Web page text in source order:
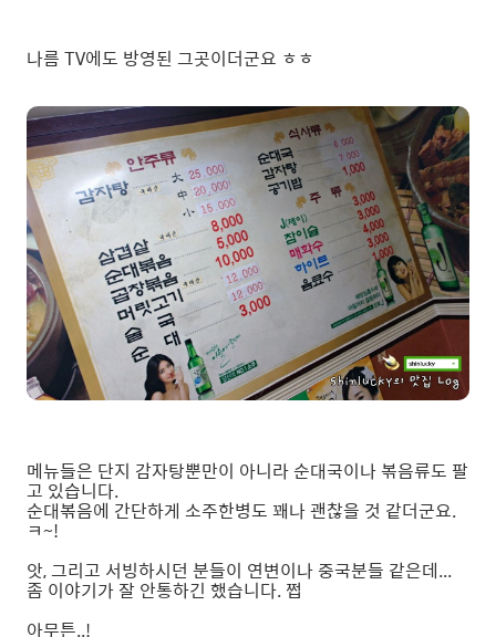
나름 TV에도 방영된 그곳이더군요 ㅎㅎ
메뉴들은 단지 감자탕뿐만이 아니라 순대국이나 볶음류도 팔
고 있습니다.
순대볶음에 간단하게 소주한병도 꽤나 괜찮을 것 같더군요.
ㅋ~!
앗, 그리고 서빙하시던 분들이 연변이나 중국분들 같은데...
좀 이야기가 잘 안통하긴 했습니다. 쩝
아무튼..!